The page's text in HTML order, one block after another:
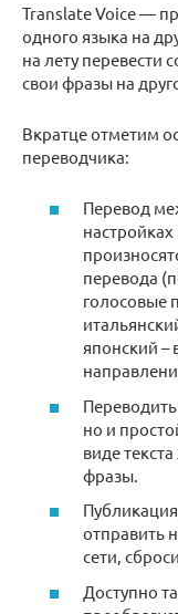
Translate Voice —
одного языка на
на лету перевести
свои фразы на
Вкратце отметим
переводчика:
Перевод
перевода
голосовые
японский –
но и
виде
фразы.
отправить
сети,
Доступно